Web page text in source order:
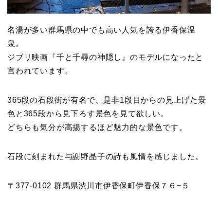
名湯が多い群馬県の中でも高い人気を誇る伊香保温
泉。
ジブリ映画『千と千尋の神隠し』のモデルになったと
言われています。
365段の石段街が有名で、是非1段目からの見上げた景
色と365段から見下ろす景色を見て欲しい。
どちらも気分が高揚するほど魅力的な景色です。
石段に刻まれた与謝野晶子の詩も風情を感じました。
〒377-0102 群馬県渋川市伊香保町伊香保７６−５